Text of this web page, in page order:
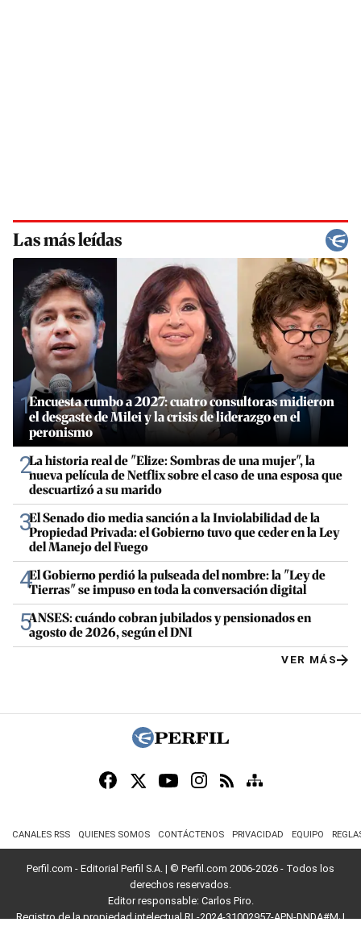
Las más leídas
1Encuesta rumbo a 2027: cuatro consultoras midieron
el desgaste de Milei y la crisis de liderazgo en el
peronismo
2La historia real de "Elize: Sombras de una mujer", la
nueva película de Netflix sobre el caso de una esposa que
descuartizó a su marido
3El Senado dio media sanción a la Inviolabilidad de la
Propiedad Privada: el Gobierno tuvo que ceder en la Ley
del Manejo del Fuego
4El Gobierno perdió la pulseada del nombre: la "Ley de
Tierras" se impuso en toda la conversación digital
5ANSES: cuándo cobran jubilados y pensionados en
agosto de 2026, según el DNI
VER MÁS
CANALES RSS QUIENES SOMOS CONTÁCTENOS PRIVACIDAD EQUIPO
Perfil.com - Editorial Perfil S.A. | © Perfil.com 2006-2026 - Todos los
derechos reservados.
Editor responsable: Carlos Piro.
Registro de la propiedad intelectual RL-2024-31002957-APN-DNDA#MJ